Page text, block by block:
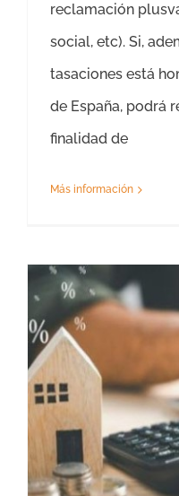
reclamación
social, etc). Si,
tasaciones está
de España, podrá
finalidad de
Más información